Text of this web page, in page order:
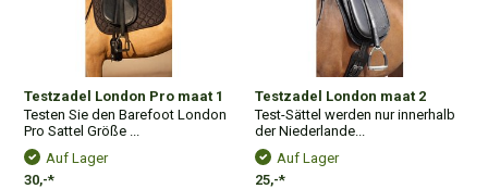
Testzadel London Pro maat 1
Testen Sie den Barefoot London
Pro Sattel Größe ...
Auf Lager
30,-*
Testzadel London maat 2
Test-Sättel werden nur innerhalb
der Niederlande...
Auf Lager
25,-*